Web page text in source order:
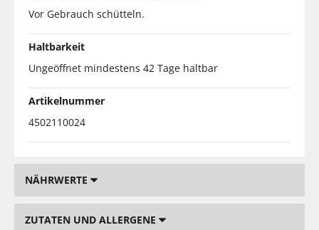
Vor Gebrauch schütteln.
Haltbarkeit
Ungeöffnet mindestens 42 Tage haltbar
Artikelnummer
4502110024
NÄHRWERTE
ZUTATEN UND ALLERGENE